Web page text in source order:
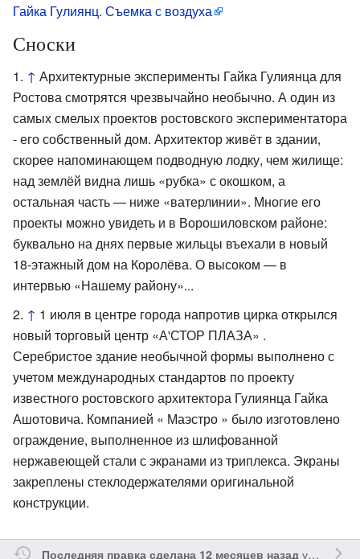
Гайка Гулиянц. Съемка с воздуха
Сноски
↑ Архитектурные эксперименты Гайка Гулиянца для
Ростова смотрятся чрезвычайно необычно. А один из
самых смелых проектов ростовского экспериментатора
- его собственный дом. Архитектор живёт в здании,
скорее напоминающем подводную лодку, чем жилище:
над землёй видна лишь «рубка» с окошком, а
остальная часть — ниже «ватерлинии». Многие его
проекты можно увидеть и в Ворошиловском районе:
буквально на днях первые жильцы въехали в новый
18-этажный дом на Королёва. О высоком — в
интервью «Нашему району»...
↑ 1 июля в центре города напротив цирка открылся
новый торговый центр «А'СТОР ПЛАЗА» .
Серебристое здание необычной формы выполнено с
учетом международных стандартов по проекту
известного ростовского архитектора Гулиянца Гайка
Ашотовича. Компанией « Маэстро » было изготовлено
ограждение, выполненное из шлифованной
нержавеющей стали с экранами из триплекса. Экраны
закреплены стеклодержателями оригинальной
конструкции.
Последняя правка сделана 12 месяцев назадучастником